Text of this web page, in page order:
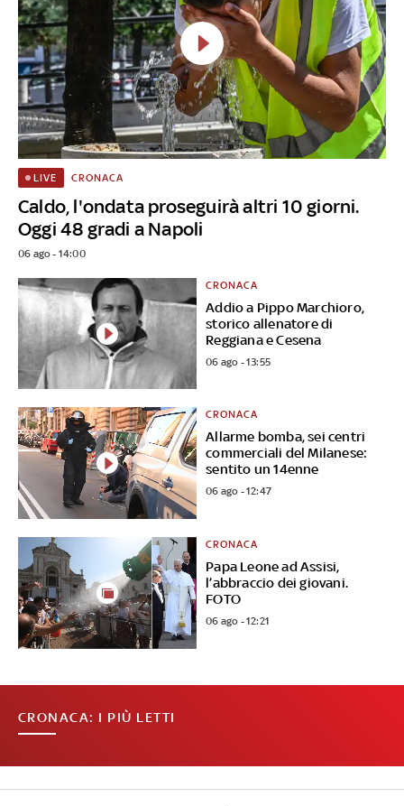
Caldo, l'ondata proseguirà altri 10 giorni.
Oggi 48 gradi a Napoli
LIVE CRONACA
06 ago - 14:00
Addio a Pippo Marchioro,
storico allenatore di
Reggiana e Cesena
CRONACA
06 ago - 13:55
Allarme bomba, sei centri
commerciali del Milanese:
sentito un 14enne
CRONACA
06 ago - 12:47
Papa Leone ad Assisi,
l’abbraccio dei giovani.
FOTO
CRONACA
06 ago - 12:21
CRONACA: I PIÙ LETTI